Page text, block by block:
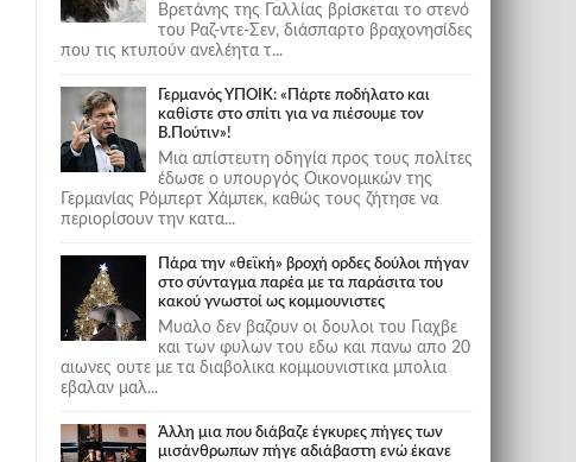
Βρετάνης της Γαλλίας βρίσκεται το στενό
του Ραζ-ντε-Σεν, διάσπαρτο βραχονησίδες
που τις κτυπούν ανελέητα τ...
Γερμανός ΥΠΟΙΚ: «Πάρτε ποδήλατο και
καθίστε στο σπίτι για να πιέσουμε τον
Β.Πούτιν»!
Μια απίστευτη οδηγία προς τους πολίτες
έδωσε ο υπουργός Οικονομικών της
Γερμανίας Ρόμπερτ Χάμπεκ, καθώς τους ζήτησε να
περιορίσουν την κατα...
Πάρα την «θεϊκή» βροχή ορδες δούλοι πήγαν
στο σύνταγμα παρέα με τα παράσιτα του
κακού γνωστοί ως κομμουνιστες
Μυαλο δεν βαζουν οι δουλοι του Γιαχβε
και των φυλων του εδω και πανω απο 20
αιωνες ουτε με τα διαβολικα κομμουνιστικα μπολια
εβαλαν μαλ...
Άλλη μια που διάβαζε έγκυρες πήγες των
μισάνθρωπων πήγε αδιάβαστη ενώ έκανε